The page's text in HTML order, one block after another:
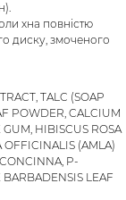
хна повністю
диску, змоченого
TALC (SOAP
POWDER, CALCIUM
HIBISCUS ROSA
(AMLA)
P-
LEAF